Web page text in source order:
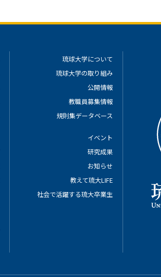
琉球大学について
琉球大学の取り組み
公開情報
教職員募集情報
規則集データベース
イベント
研究成果
お知らせ
教えて琉大LIFE
社会で活躍する琉大卒業生